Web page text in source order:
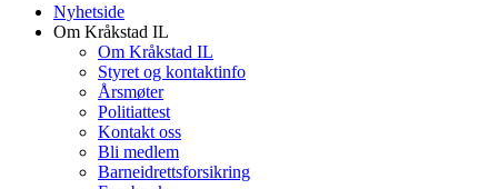
Nyhetside
Om Kråkstad IL
Om Kråkstad IL
Styret og kontaktinfo
Årsmøter
Politiattest
Kontakt oss
Bli medlem
Barneidrettsforsikring